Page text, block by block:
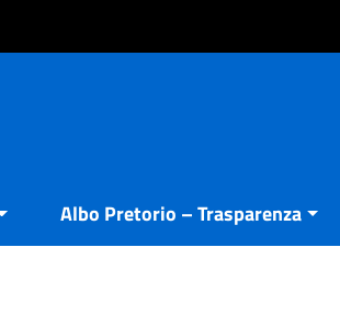
Albo Pretorio – Trasparenza